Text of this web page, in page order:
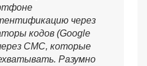
через
кодов (Google
СМС, которые
Разумно